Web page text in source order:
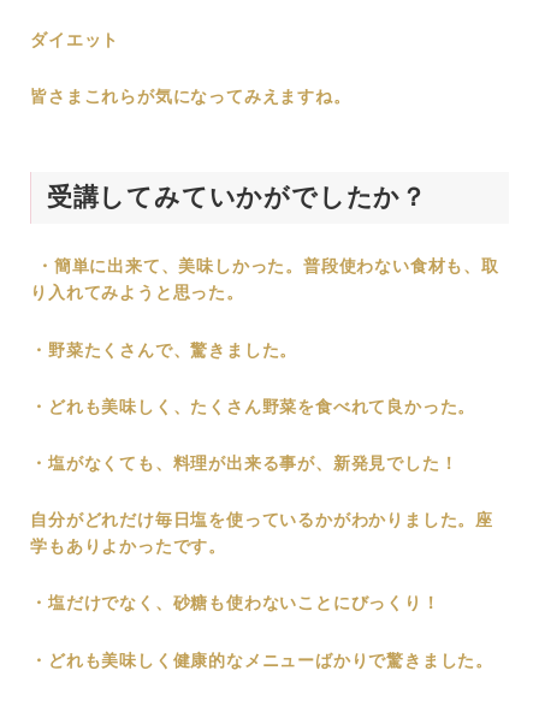
ダイエット
皆さまこれらが気になってみえますね。
受講してみていかがでしたか？
・簡単に出来て、美味しかった。普段使わない食材も、取
り入れてみようと思った。
・野菜たくさんで、驚きました。
・どれも美味しく、たくさん野菜を食べれて良かった。
・塩がなくても、料理が出来る事が、新発見でした！
自分がどれだけ毎日塩を使っているかがわかりました。座
学もありよかったです。
・塩だけでなく、砂糖も使わないことにびっくり！
・どれも美味しく健康的なメニューばかりで驚きました。